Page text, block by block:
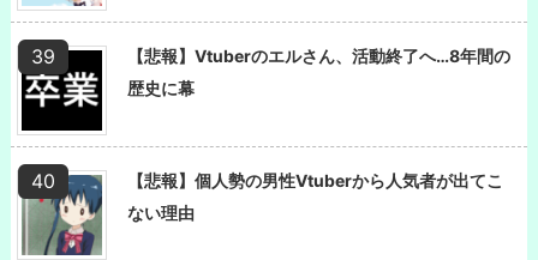
【悲報】Vtuberのエルさん、活動終了へ…8年間の
歴史に幕
【悲報】個人勢の男性Vtuberから人気者が出てこ
ない理由